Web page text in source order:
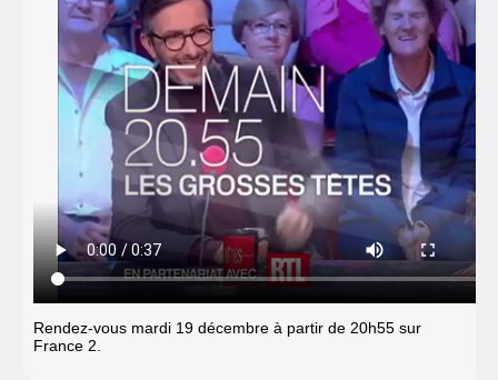
Rendez-vous mardi 19 décembre à partir de 20h55 sur
France 2.